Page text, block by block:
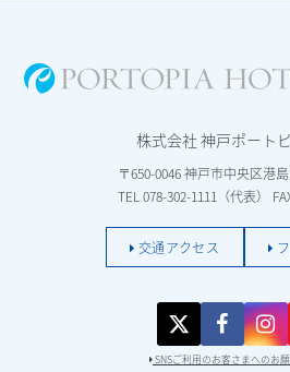
株式会社 神戸ポート
〒650-0046 神戸市中央区港
TEL 078-302-1111（代表）
交通アクセス
SNSご利用のお客さまへのお